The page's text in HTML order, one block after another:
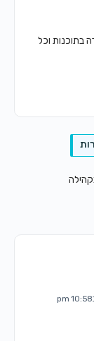
בתוכנות וכל